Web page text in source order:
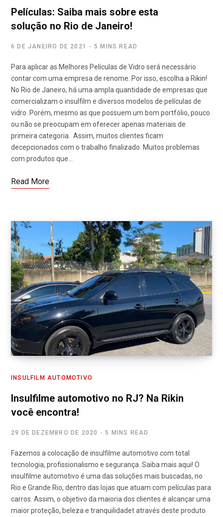
Películas: Saiba mais sobre esta
solução no Rio de Janeiro!
6 DE JANEIRO DE 2021 5 MINS READ
Para aplicar as Melhores Películas de Vidro será necessário
contar com uma empresa de renome. Por isso, escolha a Rikin!
No Rio de Janeiro, há uma ampla quantidade de empresas que
comercializam o insulfilm e diversos modelos de películas de
vidro. Porém, mesmo as que possuem um bom portfólio, pouco
ou não se preocupam em oferecer apenas materiais de
primeira categoria. Assim, muitos clientes ficam
decepcionados com o trabalho finalizado. Muitos problemas
com produtos que…
Read More
INSULFILM AUTOMOTIVO
Insulfilme automotivo no RJ? Na Rikin
você encontra!
29 DE DEZEMBRO DE 2020 5 MINS READ
Fazemos a colocação de insulfilme automotivo com total
tecnologia, profissionalismo e segurança. Saiba mais aqui! O
insulfilme automotivo é uma das soluções mais buscadas, no
Rio e Grande Rio, dentro das lojas que atuam com películas para
carros. Assim, o objetivo da maioria dos clientes é alcançar uma
maior proteção, beleza e tranquilidadet através deste produto.